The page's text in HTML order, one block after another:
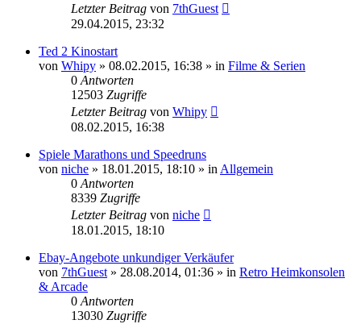
Letzter Beitrag von 7thGuest
29.04.2015, 23:32
Ted 2 Kinostart
von Whipy » 08.02.2015, 16:38 » in Filme & Serien
0Antworten
12503 Zugriffe
Letzter Beitrag von Whipy
08.02.2015, 16:38
Spiele Marathons und Speedruns
von niche » 18.01.2015, 18:10 » inAllgemein
0Antworten
8339 Zugriffe
Letzter Beitrag von niche
18.01.2015, 18:10
Ebay-Angebote unkundiger Verkäufer
von 7thGuest» 28.08.2014, 01:36 » in Retro Heimkonsolen
& Arcade
0Antworten
13030 Zugriffe